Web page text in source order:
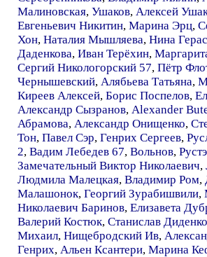
Малиновская, Ушаков, Алексей
Евгеньевич Никитин, Марина Эрц,
Хон, Наталия Мышляева, Нина
Даденкова, Иван Терёхин,
Сергий Никологорский 57, Пётр
Чернышевский, Алябьева Татьяна,
Киреев Алексей, Борис Поспелов,
Александр Сызранов, Alexander
Абрамова, Александр Онищенко,
Тон, Павел Сэр, Генрих Сергеев,
2, Вадим Лебедев 67, Вольнов,
Замечательный Виктор Николаевич,
Людмила Малецкая, Владимир Ром,
Малашонок, Георгий Зурабишвили,
Николаевич Баринов, Елизавета
Валерий Костюк, Станислав Диденко
Михаил, Нищебродский Ив,
Генрих, Альен Ксантери, Марина